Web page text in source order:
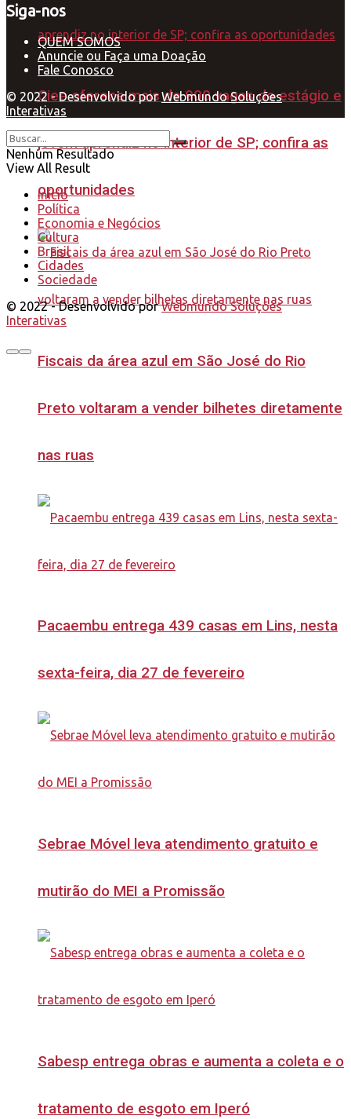
Ciee oferece mais de 900 vagas de estágio e
jovem aprendiz no interior de SP; confira as
oportunidades
Fiscais da área azul em São José do Rio
Preto voltaram a vender bilhetes diretamente
nas ruas
Pacaembu entrega 439 casas em Lins, nesta
sexta-feira, dia 27 de fevereiro
Sebrae Móvel leva atendimento gratuito e
mutirão do MEI a Promissão
Sabesp entrega obras e aumenta a coleta e o
tratamento de esgoto em Iperó
Siga-nos
QUEM SOMOS
Anuncie ou Faça uma Doação
Fale Conosco
© 2022 - Desenvolvido porWebmundo Soluções
Interativas
Nenhum Resultado
View All Result
Início
Política
Economia e Negócios
Cultura
Brasil
Cidades
Sociedade
© 2022 - Desenvolvido porWebmundo Soluções
Interativas